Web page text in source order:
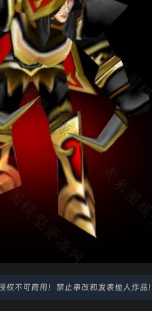
不可商用！禁止串改和发表他人作品！